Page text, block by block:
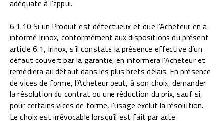
adéquate à l’appui.
6.1.10 Si un Produit est défectueux et que l’Acheteur en a
informé Irinox, conformément aux dispositions du présent
article 6.1, Irinox, s’il constate la présence effective d’un
défaut couvert par la garantie, en informera l’Acheteur et
remédiera au défaut dans les plus brefs délais. En présence
de vices de forme, l’Acheteur peut, à son choix, demander
la résolution du contrat ou une réduction du prix, sauf si,
pour certains vices de forme, l’usage exclut la résolution.
Le choix est irrévocable lorsqu’il est fait par acte